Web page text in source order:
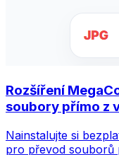
Rozšíření
soubory přímo z
Nainstalujte si
pro převod souborů